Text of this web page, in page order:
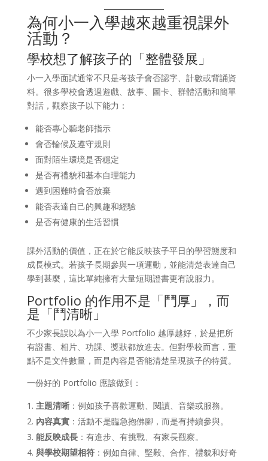
為何小一入學越來越重視課外
活動？
學校想了解孩子的「整體發展」
小一入學面試通常不只是考孩子會否認字、計數或背誦資
料。很多學校會透過遊戲、故事、圖卡、群體活動和簡單
對話，觀察孩子以下能力：
能否專心聽老師指示
會否輪候及遵守規則
面對陌生環境是否穩定
是否有禮貌和基本自理能力
遇到困難時會否放棄
能否表達自己的興趣和經驗
是否有健康的生活習慣
課外活動的價值，正在於它能反映孩子平日的學習態度和
成長模式。若孩子長期參與一項運動，並能清楚表達自己
學到甚麼，這比單純擁有大量短期證書更有說服力。
Portfolio 的作用不是「鬥厚」，而
是「鬥清晰」
不少家長誤以為小一入學 Portfolio 越厚越好，於是把所
有證書、相片、功課、獎狀都放進去。但對學校而言，重
點不是文件數量，而是內容是否能清楚呈現孩子的特質。
一份好的 Portfolio 應該做到：
主題清晰：例如孩子喜歡運動、閱讀、音樂或服務。
內容真實：活動不是臨急抱佛腳，而是有持續參與。
能反映成長：有進步、有挑戰、有家長觀察。
與學校期望相符：例如自律、堅毅、合作、禮貌和好奇